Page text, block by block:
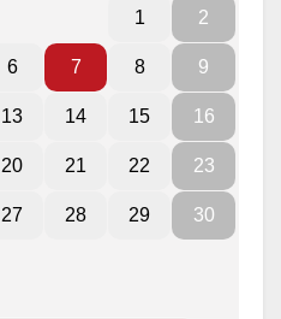
1 2
6 7 8 9
13 14 15 16
20 21 22 23
27 28 29 30